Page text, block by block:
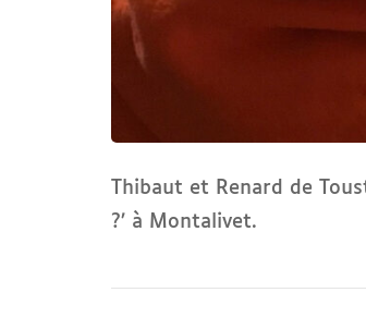
Thibaut et Renard de
?’ à Montalivet.